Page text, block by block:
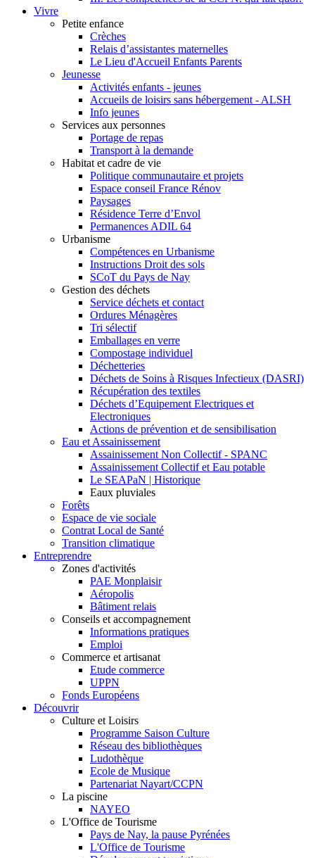
Vivre
Petite enfance
Crèches
Relais d’assistantes maternelles
Le Lieu d'Accueil Enfants Parents
Jeunesse
Activités enfants - jeunes
Accueils de loisirs sans hébergement - ALSH
Info jeunes
Services aux personnes
Portage de repas
Transport à la demande
Habitat et cadre de vie
Politique communautaire et projets
Espace conseil France Rénov
Paysages
Résidence Terre d’Envol
Permanences ADIL 64
Urbanisme
Compétences en Urbanisme
Instructions Droit des sols
SCoT du Pays de Nay
Gestion des déchets
Service déchets et contact
Ordures Ménagères
Tri sélectif
Emballages en verre
Compostage individuel
Déchetteries
Déchets de Soins à Risques Infectieux (DASRI)
Récupération des textiles
Déchets d’Equipement Electriques et
Electroniques
Actions de prévention et de sensibilisation
Eau et Assainissement
Assainissement Non Collectif - SPANC
Assainissement Collectif et Eau potable
Le SEAPaN | Historique
Eaux pluviales
Forêts
Espace de vie sociale
Contrat Local de Santé
Transition climatique
Entreprendre
Zones d'activités
PAE Monplaisir
Aéropolis
Bâtiment relais
Conseils et accompagnement
Informations pratiques
Emploi
Commerce et artisanat
Etude commerce
UPPN
Fonds Européens
Découvrir
Culture et Loisirs
Programme Saison Culture
Réseau des bibliothèques
Ludothèque
Ecole de Musique
Partenariat Nayart/CCPN
La piscine
NAYEO
L'Office de Tourisme
Pays de Nay, la pause Pyrénées
L'Office de Tourisme